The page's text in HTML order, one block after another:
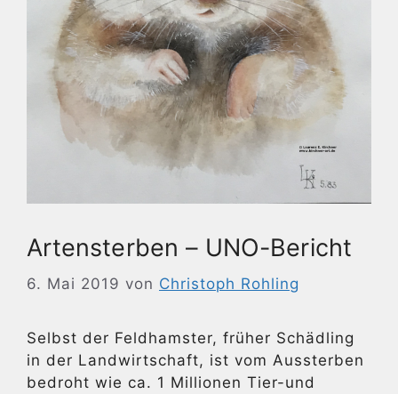
Artensterben – UNO-Bericht
6. Mai 2019 von Christoph Rohling
Selbst der Feldhamster, früher Schädling
in der Landwirtschaft, ist vom Aussterben
bedroht wie ca. 1 Millionen Tier-und